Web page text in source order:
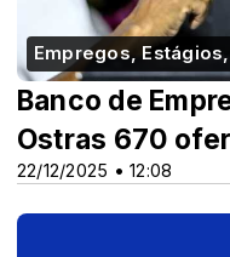
Empregos,
22/12/2025 • 12:08
Banco de
Ostras 670